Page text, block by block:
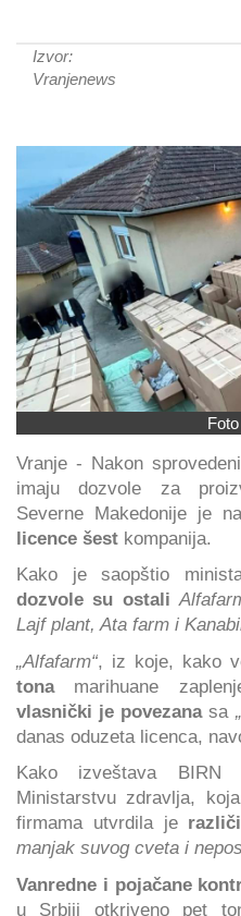
Izvor:
Vranjenews
Vranje - Nakon
imaju dozvole za
Severne Makedonije je
licence šest kompanija.
Kako je saopštio
dozvole su ostali
Lajf plant, Ata farm i
„Alfafarm“, iz koje, kako
tonamarihuane
vlasnički je povezanasa
danas oduzeta licenca,
Kako izveštava BIRN
Ministarstvu zdravlja,
firmama utvrdila je
manjak suvog cveta i
Vanredne i pojačane
u Srbiji otkriveno pet